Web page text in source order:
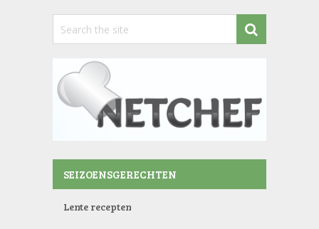
SEIZOENSGERECHTEN
Lente recepten